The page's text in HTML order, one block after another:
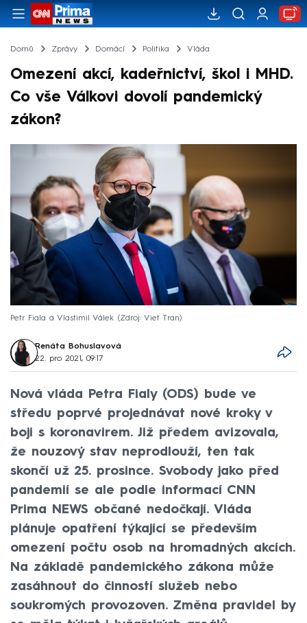
Domů Zprávy Domácí Politika Vláda
Omezení akcí, kadeřnictví, škol i MHD.
Co vše Válkovi dovolí pandemický
zákon?
Petr Fiala a Vlastimil Válek Zdroj: Viet Tran
Renáta Bohuslavová
22. pro 2021, 09:17
Nová vláda Petra Fialy (ODS) bude ve
středu poprvé projednávat nové kroky v
boji s koronavirem. Již předem avizovala,
že nouzový stav neprodlouží, ten tak
skončí už 25. prosince. Svobody jako před
pandemií se ale podle informací CNN
Prima NEWS občané nedočkají. Vláda
plánuje opatření týkající se především
omezení počtu osob na hromadných akcích.
Na základě pandemického zákona může
zasáhnout do činností služeb nebo
soukromých provozoven. Změna pravidel by